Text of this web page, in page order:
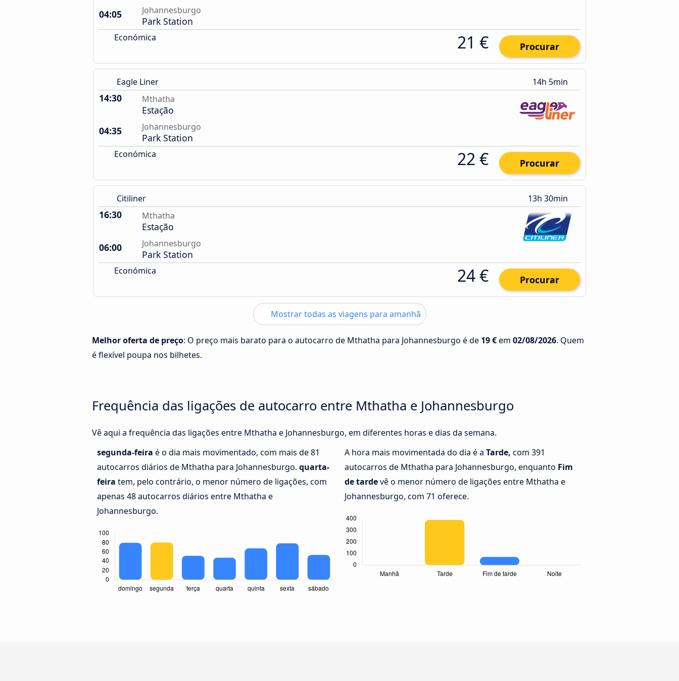
04:05
Johannesburgo
Park Station
Económica 21 € Procurar
Eagle Liner 14h 5min
14:30 Mthatha
Estação
04:35
Johannesburgo
Park Station
Económica 22 € Procurar
Citiliner 13h 30min
16:30 Mthatha
Estação
06:00
Johannesburgo
Park Station
Económica 24 € Procurar
Mostrar todas as viagens para amanhã
Melhor oferta de preço: O preço mais barato para o autocarro de Mthatha para Johannesburgo é de 19 €em 02/08/2026. Quem
é flexível poupa nos bilhetes.
Frequência das ligações de autocarro entre Mthatha e Johannesburgo
Vê aqui a frequência das ligações entre Mthatha e Johannesburgo, em diferentes horas e dias da semana.
segunda-feira é o dia mais movimentado, com mais de 81
autocarros diários de Mthatha para Johannesburgo. quarta-
feira tem, pelo contrário, o menor número de ligações, com
apenas 48 autocarros diários entre Mthatha e
Johannesburgo.
A hora mais movimentada do dia é a Tarde, com 391
autocarros de Mthatha para Johannesburgo, enquanto Fim
de tardevê o menor número de ligações entre Mthatha e
Johannesburgo, com 71 oferece.